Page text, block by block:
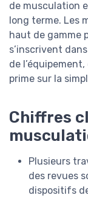
de musculation
long terme. Les
haut de gamme
s’inscrivent
de
prime sur la
Chiffres
Plusieurs
des revues
dispositifs